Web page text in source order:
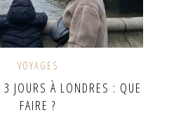
VOYAGES
3 JOURS À LONDRES : QUE
FAIRE ?